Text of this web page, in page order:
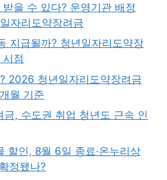
을 수 있다? 운영기관 배정
자리도약장려금
지급될까? 청년일자리도약장
점
2026 청년일자리도약장려금
월 기준
금, 수도권 취업 청년도 근속 인
할인, 8월 6일 종료·온누리상
정됐나?